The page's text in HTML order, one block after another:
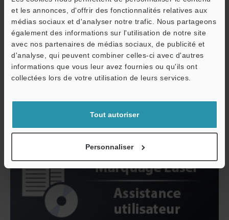
et les annonces, d'offrir des fonctionnalités relatives aux
médias sociaux et d'analyser notre trafic. Nous partageons
également des informations sur l'utilisation de notre site
avec nos partenaires de médias sociaux, de publicité et
d'analyse, qui peuvent combiner celles-ci avec d'autres
informations que vous leur avez fournies ou qu'ils ont
collectées lors de votre utilisation de leurs services.
Tout autoriser
Personnaliser
Catalogues Prix
Voir les détails